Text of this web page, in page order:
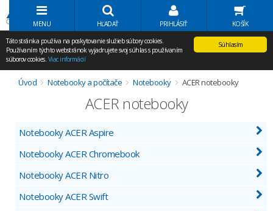
Volať Agem
MENU HĽADAŤ PRIHLÁSIŤ KOŠÍK
Súhlasím
Táto stránka používa na poskytovanie služieb súbory cookies.
Používaním týchto webstránok vyjadrujete svoj súhlas s používaním
súborov cookies. Viac informácií
Úvod Notebooky a počítače Notebooky ACER notebooky
ACER notebooky
Notebooky ACER Aspire
Notebooky ACER Chromebook
Notebooky ACER Nitro
Notebooky ACER Swift